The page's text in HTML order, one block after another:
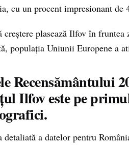
cu un procent impresionant de
creștere plasează Ilfov în
populația Uniunii Europene a
Recensământului
Ilfov este pe
detaliată a datelor pentru